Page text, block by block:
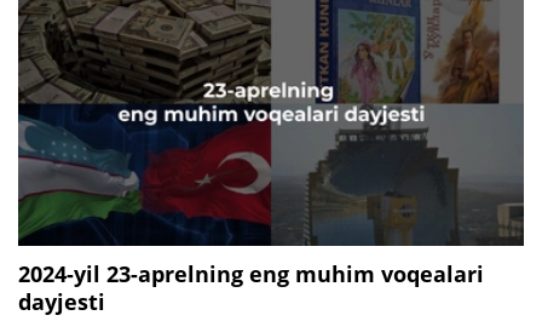
2024-yil 23-aprelning eng muhim voqealari
dayjesti